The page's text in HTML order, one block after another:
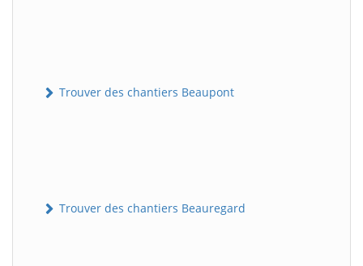
Trouver des chantiers Beaupont
Trouver des chantiers Beauregard